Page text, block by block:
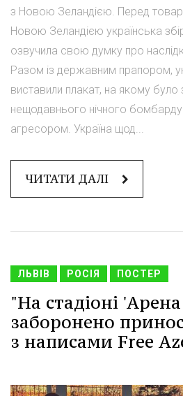
з Новою Зеландією. Перед
Новою Зеландією українська
озвучила свою думку про
Разом із державним прапором,
виставили плакат, на якому було
нещодавнього нічного
агресором. Україна щод...
ЧИТАТИ ДАЛІ
ЛЬВІВ РОСІЯ ПОСТЕР
"На стадіоні
заборонено
з написами Free